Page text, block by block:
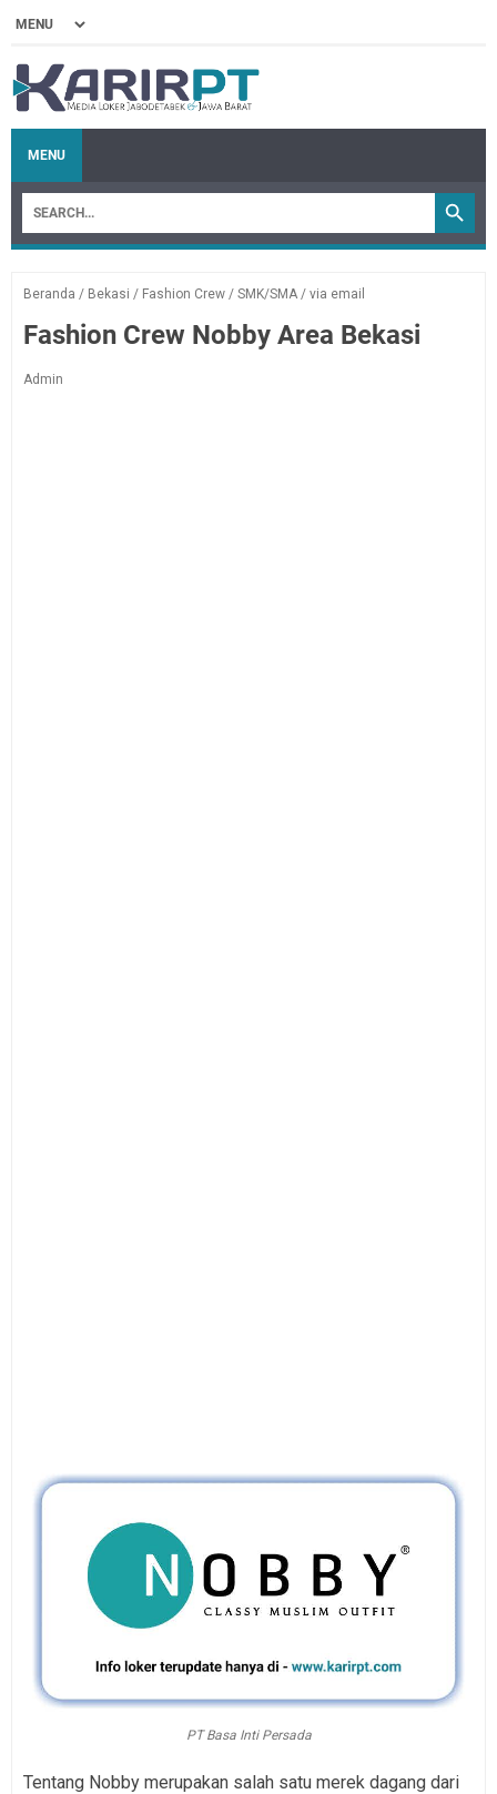
MENU
Beranda / Bekasi / Fashion Crew / SMK/SMA / via email
Fashion Crew Nobby Area Bekasi
Admin
PT Basa Inti Persada
Tentang Nobby merupakan salah satu merek dagang dari